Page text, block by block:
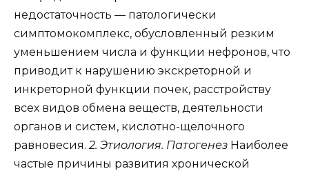
недостаточность — патологически
симптомокомплекс, обусловленный резким
уменьшением числа и функции нефронов, что
приводит к нарушению экскреторной и
инкреторной функции почек, расстройству
всех видов обмена веществ, деятельности
органов и систем, кислотно-щелочного
равновесия. 2. Этиология. Патогенез Наиболее
частые причины развития хронической